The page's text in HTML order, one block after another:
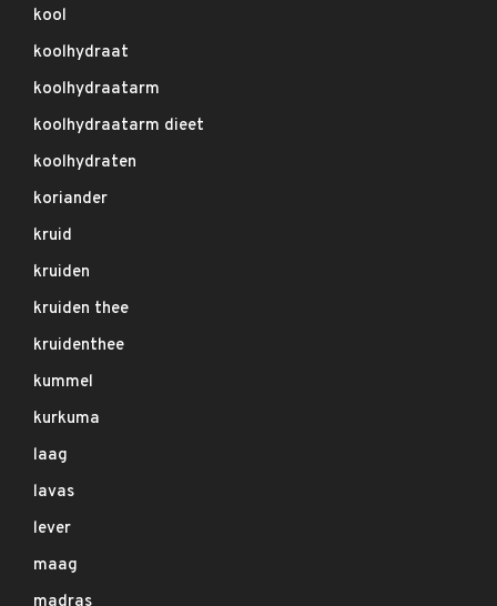
kool
koolhydraat
koolhydraatarm
koolhydraatarm dieet
koolhydraten
koriander
kruid
kruiden
kruiden thee
kruidenthee
kummel
kurkuma
laag
lavas
lever
maag